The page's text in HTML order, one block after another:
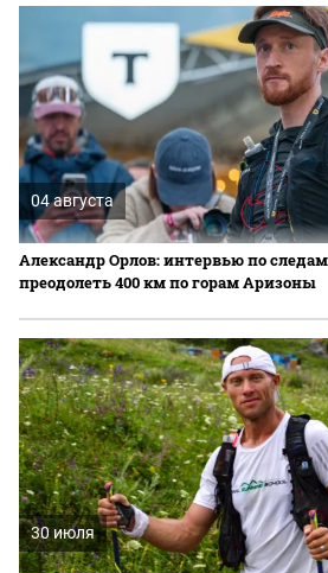
04 августа
Александр Орлов: интервью по следам
преодолеть 400 км по горам Аризоны
30 июля